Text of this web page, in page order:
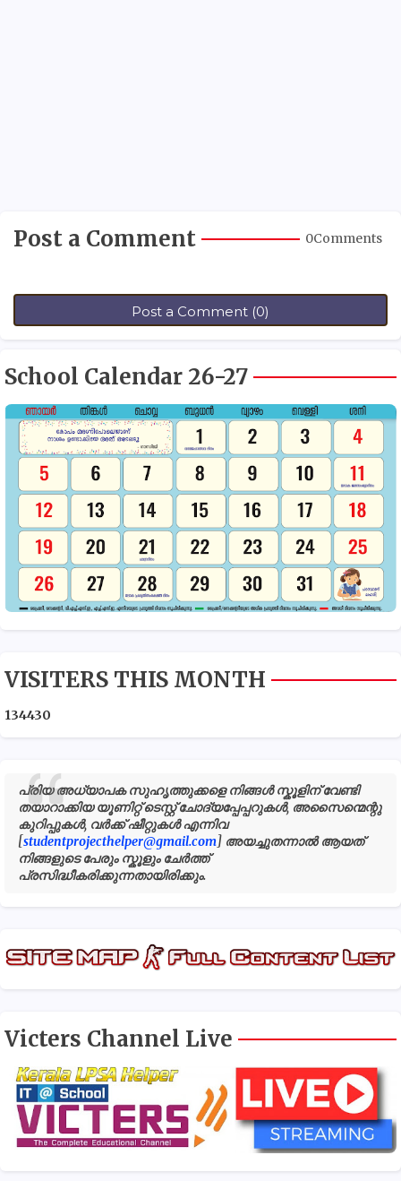
Post a Comment 0Comments
Post a Comment (0)
School Calendar 26-27
VISITERS THIS MONTH
134430
പ്രിയ അധ്യാപക സുഹൃത്തുക്കളെ നിങ്ങൾ സ്കൂളിന് വേണ്ടി
തയാറാക്കിയ യൂണിറ്റ് ടെസ്റ്റ് ചോദ്യപ്പേപ്പറുകൾ, അസൈന്മെന്റു
കുറിപ്പുകൾ, വർക്ക് ഷീറ്റുകൾ എന്നിവ
[studentprojecthelper@gmail.com] അയച്ചുതന്നാൽ ആയത്
നിങ്ങളുടെ പേരും സ്കൂളും ചേർത്ത്
പ്രസിദ്ധീകരിക്കുന്നതായിരിക്കും.
Victers Channel Live